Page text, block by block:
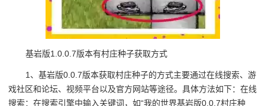
基岩版1.0.0.7版本有村庄种子获取方式
1、基岩版0.0.7版本获取村庄种子的方式主要通过在线搜索、游
戏社区和论坛、视频平台以及官方网站等途径。具体方法如下：在线
搜索：在搜索引擎中输入关键词，如“我的世界基岩版0.0.7村庄种